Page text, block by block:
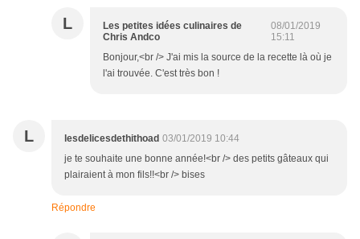
L
Les petites idées culinaires de
Chris Andco
08/01/2019
15:11
Bonjour,<br /> J'ai mis la source de la recette là où je
l'ai trouvée. C'est très bon !
L lesdelicesdethithoad 03/01/2019 10:44
je te souhaite une bonne année!<br /> des petits gâteaux qui
plairaient à mon fils!!<br /> bises
Répondre